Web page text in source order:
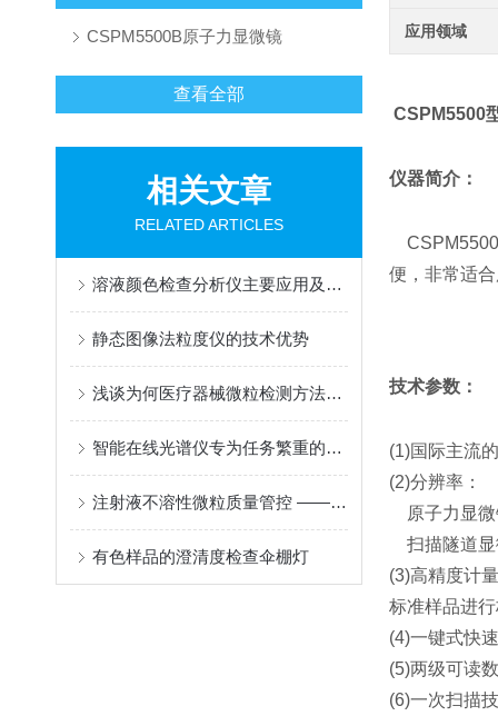
CSPM5500B原子力显微镜
查看全部
相关文章
RELATED ARTICLES
溶液颜色检查分析仪主要应用及测量方法
静态图像法粒度仪的技术优势
浅谈为何医疗器械微粒检测方法显微计数法是更优解
智能在线光谱仪专为任务繁重的多功能分析实验室而设计
注射液不溶性微粒质量管控 —— 显微计数法药典检测应用浅析
有色样品的澄清度检查伞棚灯
应用领域
CSPM5500
仪器简介：
CSPM5500
便，非常适
技术参数：
(1)国际主流
(2)分辨率：
原子力显微
扫描隧道显
(3)高精度计
标准样品进
(4)一键式快
(5)两级可读
(6)一次扫描